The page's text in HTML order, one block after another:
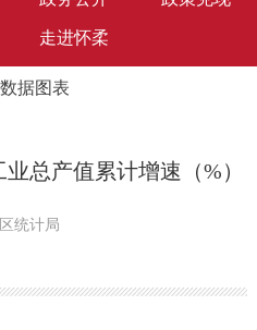
走进怀柔
据图表
总产值累计增速（%）
统计局